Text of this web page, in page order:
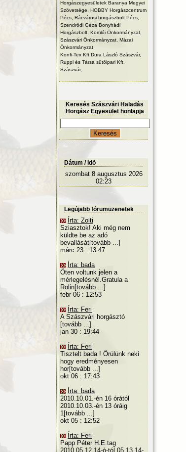
Horgászegyesületek Baranya Megyei
Szövetsége, HOBBY Horgászcentrum
Pécs, Rácvárosi horgászbolt Pécs,
Szendrődi Géza Bonyhádi
Horgászbolt, Komlói Önkormányzat,
Szászvári Önkormányzat, Mázai
Önkormányzat,
Konfi-Tex Kft.Dura László Szászvár,
Ruppl és Társa sütőipari Kft.
Szászvár,
Keresés Szászvári Haladás
Horgász Egyesület honlapja
Dátum / Idõ
szombat 8 augusztus 2026
02:23
Legújabb fórumüzenetek
Írta: Zolti
Sziasztok! Aki még nem
küldte be az adó
bevallását[tovább ...]
márc 23 : 13:47
Írta: bada
Öten voltunk jelen a
mérlegelésnél.Gratula a
Rolin[tovább ...]
febr 06 : 12:53
Írta: Feri
A Szászvári horgásztó
[tovább ...]
jan 30 : 19:44
Írta: Feri
Tisztelt bada ! Örülünk neki
hogy eredményesen
hor[tovább ...]
okt 06 : 17:43
Írta: bada
2010.10.01.-én 16 órától
2010.10.03.-én 13 óráig
1[tovább ...]
okt 05 : 12:52
Írta: Feri
Papp Péter H.E.tag
2010.05.12.14-ó-tól 05.13.14-